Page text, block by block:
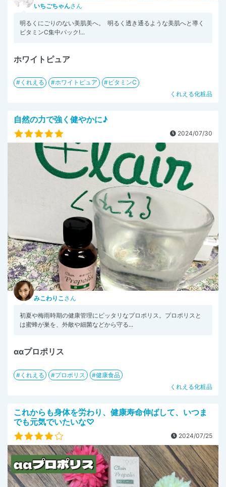
いちごちゃんさん
明るくにごりのない⁡美肌美へ。⁡ ⁡⁡ ⁡明るく透き通るような美肌へと導く⁡ ⁡
ビタミンC集中パック⁡!⁡...
ホワイトピュア
くれえる ホワイトピュア
ビタミンC
くれえる化粧品
自然の力で強く健やかに♪
2024/07/30
みこわりこさん
初夏や梅雨時期の健康管理にピッタリなプロポリス。プロポリスと
は蜜蜂が巣を、外敵や細菌などから守る...
ααプロポリス
くれえる プロポリス
健康食品
くれえる化粧品
これからも身体を労わり、健康寿命伸ばして、いつま
でも元気でいたいな♡
2024/07/25